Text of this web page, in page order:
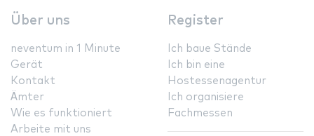
Über uns
neventum in 1 Minute
Gerät
Kontakt
Ämter
Wie es funktioniert
Arbeite mit uns
Register
Ich baue Stände
Ich bin eine
Hostessenagentur
Ich organisiere
Fachmessen